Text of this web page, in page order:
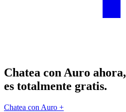
Chatea con Auro ahora,
es totalmente gratis.
Chatea con Auro +